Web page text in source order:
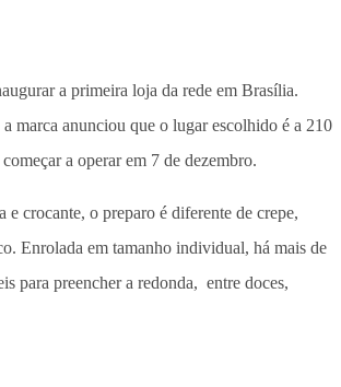
a primeira loja da rede em Brasília.
marca anunciou que o lugar escolhido é a 210
a operar em 7 de dezembro.
e crocante, o preparo é diferente de crepe,
Enrolada em tamanho individual, há mais de
para preencher a redonda, entre doces,